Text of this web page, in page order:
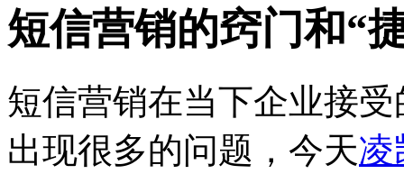
短信营销的窍门和“
短信营销在当下企业接
出现很多的问题，今天凌